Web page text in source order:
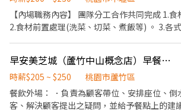
切各種食材。 ．負責清理工作環境、設備和餐
所需要的食材。 ．協助測量食材的容量與重量
【內場職務內容】 團隊分工合作共同完成 1.
2.食材前置處理(洗菜、切菜、煮飯等) 。 3.各
早安美芝城（蘆竹中山概念店）早餐店 長期工讀生
時薪$205 ~ $250
桃園市蘆竹區
餐飲外場： ．負責為顧客帶位、安排座位、倒
客、解決顧客提出之疑問，並給予餐點上的建